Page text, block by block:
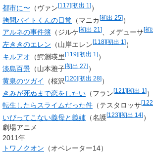
都市に〜 （ヴァン[117][初出 1 ]）
拷問バイトくんの日常
（マニカ[初出 25]）
アルネの事件簿 （ジルケ[初出 21 ] 、メデューサ[初
左ききのエレン （山岸エレン[118][初出 1 ]）
キルアオ （鰐淵瑛里[119][初出 1 ]）
淡島百景 （山本雅子[初出 27] ）
黄泉のツガイ
（桜沢[120][初出 28]）
きみが死ぬまで恋をしたい （フラン[121 ][初出 1 ]）
転生したらスライムだった件 （テスタロッサ[122
いびってこない義母と義姉 （名護[123][初出 14]）
劇場アニメ
2011年
トワノクオン （オペレーター14）